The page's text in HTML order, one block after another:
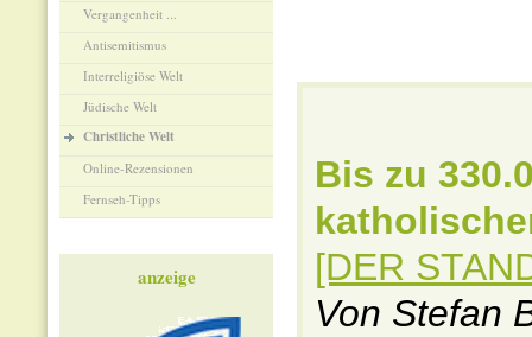
Vergangenheit ...
Antisemitismus
Interreligiöse Welt
Jüdische Welt
Christliche Welt
Online-Rezensionen
Fernseh-Tipps
anzeige
Bis zu
[DER
Von Stefan